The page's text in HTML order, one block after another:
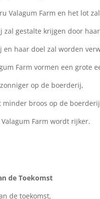
Valagum Farm en het lot
gestalte krijgen door
en haar doel zal worden
Farm vormen een grote
op de boerderij,
minder broos op de
Farm wordt rijker.
de Toekomst
de toekomst,